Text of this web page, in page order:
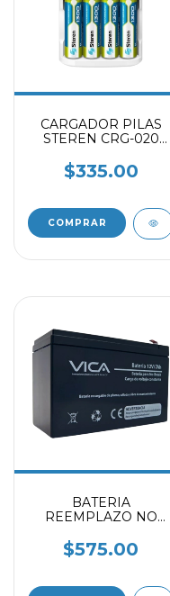
CARGADOR PILAS
STEREN CRG-020
$335.00
BATERIA
REEMPLAZO NO
NEGRO
$575.00